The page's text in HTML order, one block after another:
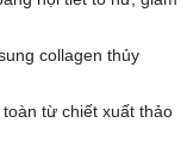
collagen thủy
từ chiết xuất thảo